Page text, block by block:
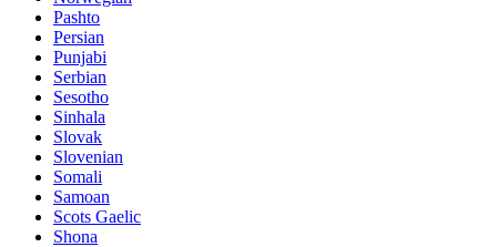
Pashto
Persian
Punjabi
Serbian
Sesotho
Sinhala
Slovak
Slovenian
Somali
Samoan
Scots Gaelic
Shona